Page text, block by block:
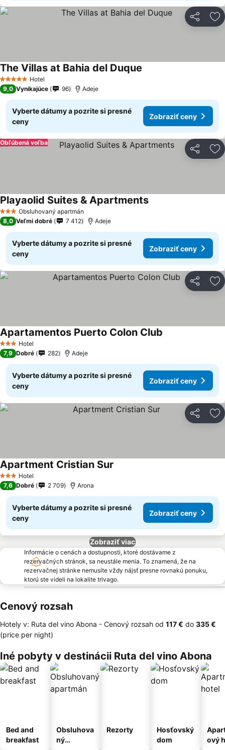
Zdieľať
5 Počet hviezdičiek
Hotel
The Villas at Bahia del Duque
9,0 Vynikajúce 96 Adeje
Vyberte dátumy a pozrite si presné
ceny
Zobraziť ceny
Zdieľať
Obľúbená voľba
3 Počet hviezdičiek
Obsluhovaný apartmán
Playaolid Suites & Apartments
8,0 Veľmi dobré 7 412 Adeje
Vyberte dátumy a pozrite si presné
ceny
Zobraziť ceny
Zdieľať
3 Počet hviezdičiek
Hotel
Apartamentos Puerto Colon Club
7,9 Dobré 282 Adeje
Vyberte dátumy a pozrite si presné
ceny
Zobraziť ceny
Zdieľať
3 Počet hviezdičiek
Hotel
Apartment Cristian Sur
7,6 Dobré 2 709 Arona
Vyberte dátumy a pozrite si presné
ceny
Zobraziť ceny
Zobraziť viac
Informácie o cenách a dostupnosti, ktoré dostávame z
rezervačných stránok, sa neustále menia. To znamená, že na
rezervačnej stránke nemusíte vždy nájsť presne rovnakú ponuku,
ktorú ste videli na lokalite trivago.
Cenový rozsah
Hotely v: Ruta del vino Abona - Cenový rozsah od ‎117 € do ‎335 €
(price per night)
Iné pobyty v destinácii Ruta del vino Abona
Bed and
breakfast
Obsluhova
ný
Rezorty
Hosťovský
dom
ový